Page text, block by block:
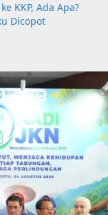
KKP, Ada Apa?
Dicopot